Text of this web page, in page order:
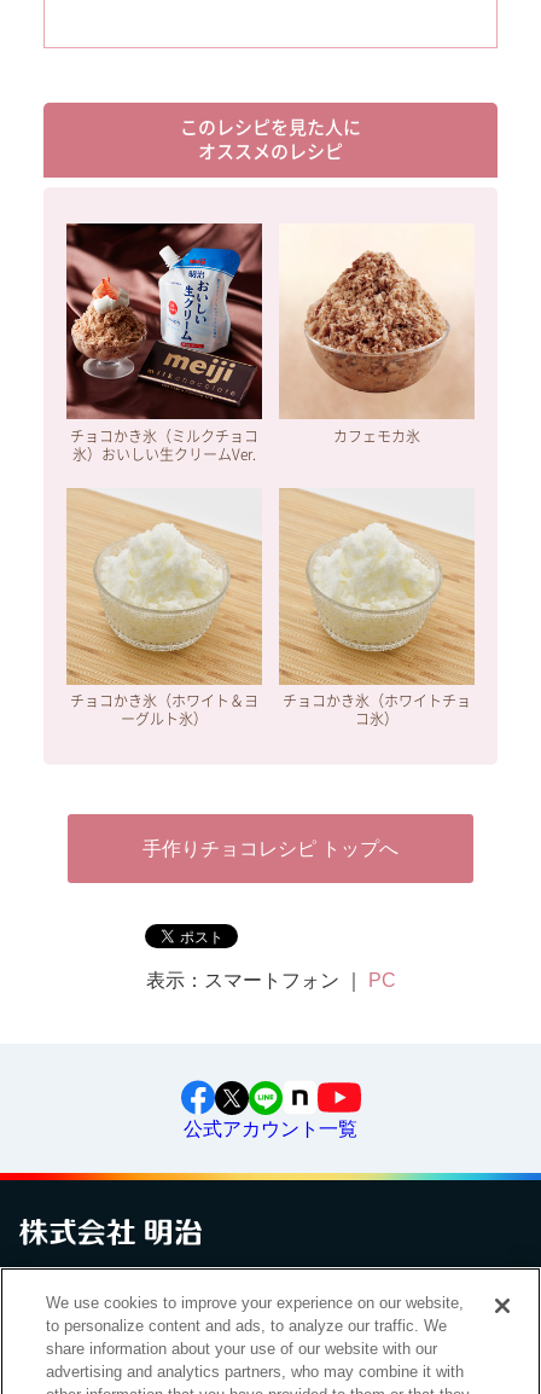
このレシピを見た人に
オススメのレシピ
チョコかき氷（ミルクチョコ
氷）おいしい生クリームVer.
カフェモカ氷
チョコかき氷（ホワイト＆ヨ
ーグルト氷）
チョコかき氷（ホワイトチョ
コ氷）
手作りチョコレシピ トップへ
表示：スマートフォン ｜ PC
公式アカウント一覧
お問い合わせ サイトマップ 個人情報保護について
電子公告
アクセシビリティへの対応方針ご利用規約明治グループのDX
Cookie Settings
We use cookies to improve your experience on our website,
to personalize content and ads, to analyze our traffic. We
share information about your use of our website with our
advertising and analytics partners, who may combine it with